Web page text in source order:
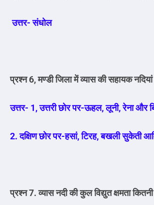
उत्तर- संधोल
प्रश्न 6, मण्डी जिला में व्यास की सहायक
उत्तर- 1, उत्तरी छोर पर-ऊहल, लूनी, रेना और
2. दक्षिण छोर पर-हसां, टिरह, बखली सुकेती
प्रश्न 7. व्यास नदी की कुल विद्युत क्षमता